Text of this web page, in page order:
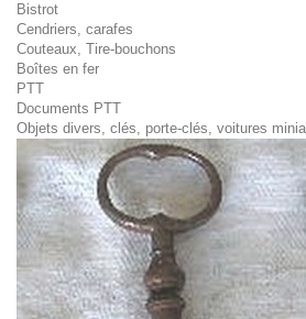
Bistrot
Cendriers, carafes
Couteaux, Tire-bouchons
Boîtes en fer
PTT
Documents PTT
Objets divers, clés, porte-clés, voitures